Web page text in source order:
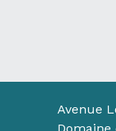
Avenue